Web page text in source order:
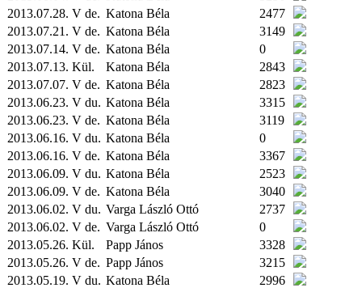
2013.07.28. V de. Katona Béla
2477
2013.07.21. V de. Katona Béla
3149
2013.07.14. V de. Katona Béla
0
2013.07.13. Kül. Katona Béla
2843
2013.07.07. V de. Katona Béla
2823
2013.06.23. V du. Katona Béla
3315
2013.06.23. V de. Katona Béla
3119
2013.06.16. V du. Katona Béla
0
2013.06.16. V de. Katona Béla
3367
2013.06.09. V du. Katona Béla
2523
2013.06.09. V de. Katona Béla
3040
2013.06.02. V du. Varga László Ottó
2737
2013.06.02. V de. Varga László Ottó
0
2013.05.26. Kül. Papp János
3328
2013.05.26. V de. Papp János
3215
2013.05.19. V du. Katona Béla
2996